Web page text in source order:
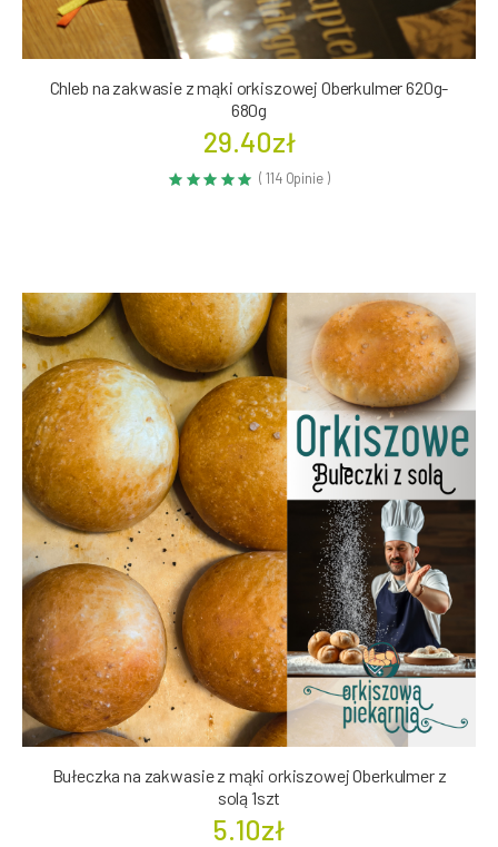
Chleb na zakwasie z mąki orkiszowej Oberkulmer 620g-
680g
29.40zł
( 114 Opinie )
Bułeczka na zakwasie z mąki orkiszowej Oberkulmer z
solą 1szt
5.10zł